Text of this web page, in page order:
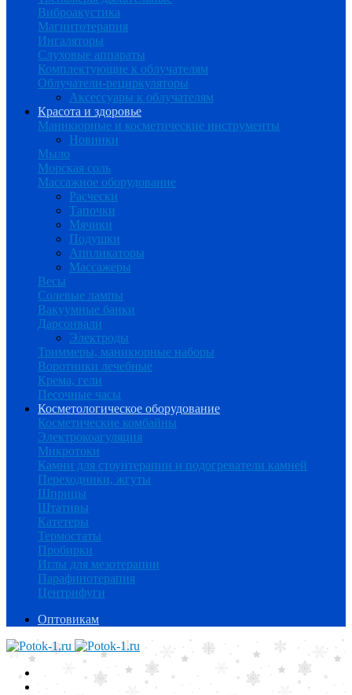
Виброакустика
Магнитотерапия
Ингаляторы
Слуховые аппараты
Комплектующие к облучателям
Облучатели-рециркуляторы
Аксессуары к облучателям
Красота и здоровье
Маникюрные и косметические инструменты
Новинки
Мыло
Морская соль
Массажное оборудование
Расчески
Тапочки
Мячики
Подушки
Аппликаторы
Массажеры
Весы
Солевые лампы
Вакуумные банки
Дарсонвали
Электроды
Триммеры, маникюрные наборы
Воротники лечебные
Крема, гели
Песочные часы
Косметологическое оборудование
Косметические комбайны
Электрокоагуляция
Микротоки
Камни для стоунтерапии и подогреватели камней
Переходники, жгуты
Шприцы
Штативы
Катетеры
Термостаты
Пробирки
Иглы для мезотерапии
Парафинотерапия
Центрифуги
Оптовикам